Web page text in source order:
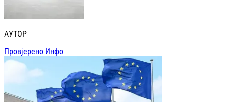
АУТОР
Провјерено Инфо